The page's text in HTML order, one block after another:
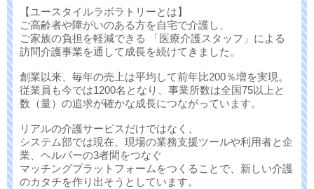
【ユースタイルラボラトリーとは】
ご高齢者や障がいのある方を自宅で介護し、
ご家族の負担を軽減できる 「医療介護スタッフ」による
訪問介護事業を通して成長を続けてきました。
創業以来、毎年の売上は平均して前年比200％増を実現。
従業員も今では1200名となり、事業所数は全国75以上と
数（量）の追求が確かな成長につながっています。
リアルの介護サービスだけではなく、
システム部では現在、現場の業務支援ツールや利用者と企
業、ヘルパーの3者間をつなぐ
マッチングプラットフォームをつくることで、新しい介護
のカタチを作り出そうとしています。